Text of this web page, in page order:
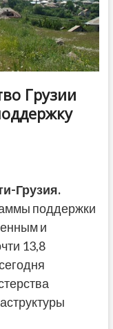
Грузии
Грузия.
поддержки
и
13,8